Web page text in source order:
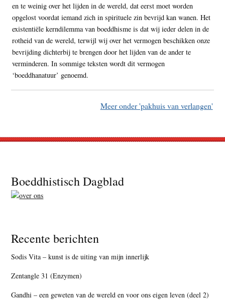
en te weinig over het lijden in de wereld, dat eerst moet worden
opgelost voordat iemand zich in spirituele zin bevrijd kan wanen. Het
existentiële kerndilemma van boeddhisme is dat wij ieder delen in de
rotheid van de wereld, terwijl wij over het vermogen beschikken onze
bevrijding dichterbij te brengen door het lijden van de ander te
verminderen. In sommige teksten wordt dit vermogen
‘boeddhanatuur’ genoemd.
Meer onder 'pakhuis van verlangen'
Footer
Boeddhistisch Dagblad
Recente berichten
Sodis Vita – kunst is de uiting van mijn innerlijk
Zentangle 31 (Enzymen)
Gandhi – een geweten van de wereld en voor ons eigen leven (deel 2)